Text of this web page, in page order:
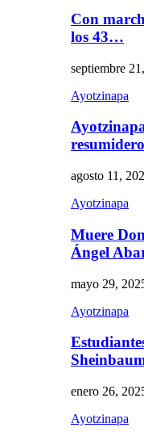
Con
los 43…
septiembre
Ayotzinapa
agosto 11,
Ayotzinapa
Muere
Ángel
mayo 29,
Ayotzinapa
enero 26,
Ayotzinapa